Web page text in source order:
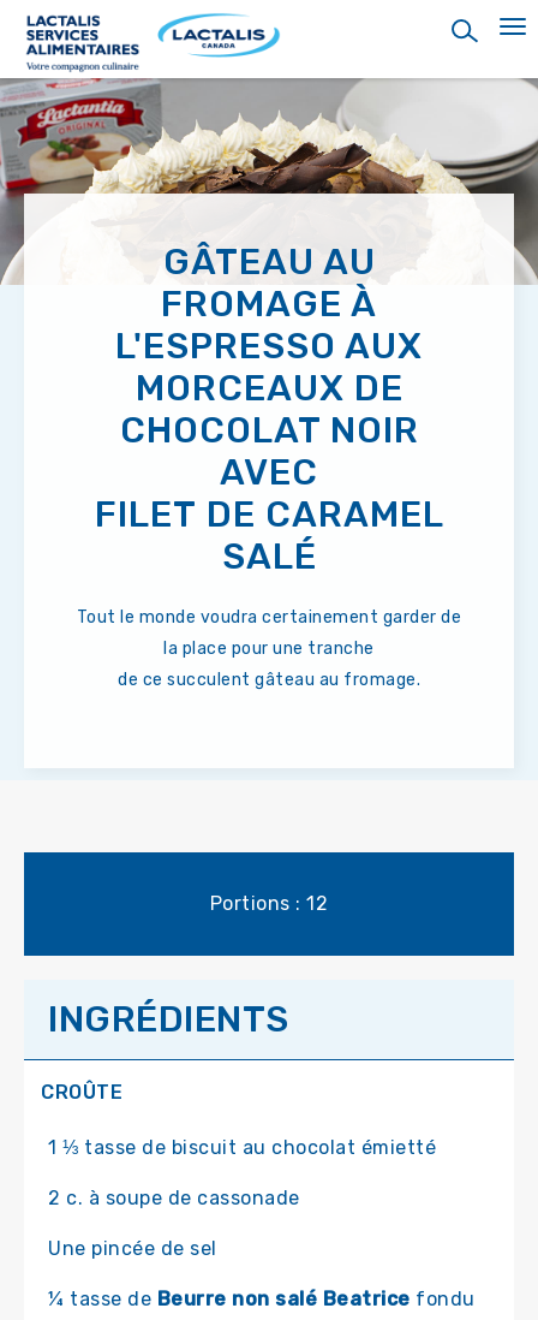
main
content
GÂTEAU AU
FROMAGE À
L'ESPRESSO AUX
MORCEAUX DE
CHOCOLAT NOIR
AVEC
FILET DE CARAMEL
SALÉ
Tout le monde voudra certainement garder de
la place pour une tranche
de ce succulent gâteau au fromage.
Portions : 12
INGRÉDIENTS
CROÛTE
1 ⅓ tasse de biscuit au chocolat émietté
2 c. à soupe de cassonade
Une pincée de sel
¼ tasse de Beurre non salé Beatrice fondu